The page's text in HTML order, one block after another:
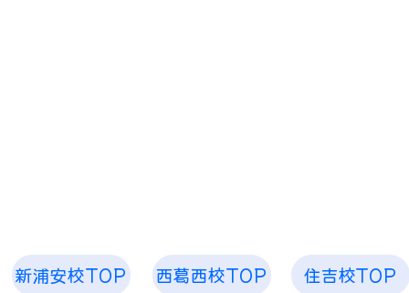
新浦安校TOP 西葛西校TOP 住吉校TOP